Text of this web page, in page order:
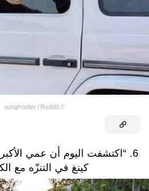
©
sunghooter / Reddit
6. “اكتشفت اليوم أن عمي
كينغ في التنزّه مع